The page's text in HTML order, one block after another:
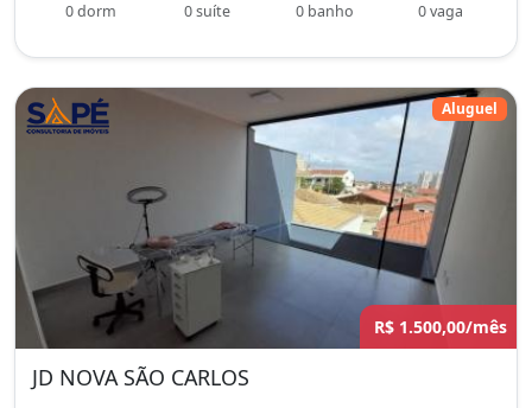
0 dorm 0 suíte 0 banho 0 vaga
Aluguel
R$ 1.500,00/mês
JD NOVA SÃO CARLOS